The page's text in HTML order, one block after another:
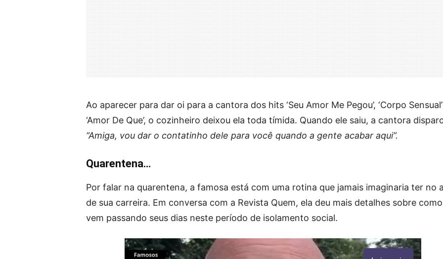
Ao aparecer para dar oi para a cantora dos hits ‘Seu Amor Me Pegou’, ‘Corpo
‘Amor De Que’, o cozinheiro deixou ela toda tímida. Quando ele saiu, a cantora
“Amiga, vou dar o contatinho dele para você quando a gente acabar aqui”.
Quarentena…
Por falar na quarentena, a famosa está com uma rotina que jamais imaginaria ter no
de sua carreira. Em conversa com a Revista Quem, ela deu mais detalhes sobre como
vem passando seus dias neste período de isolamento social.